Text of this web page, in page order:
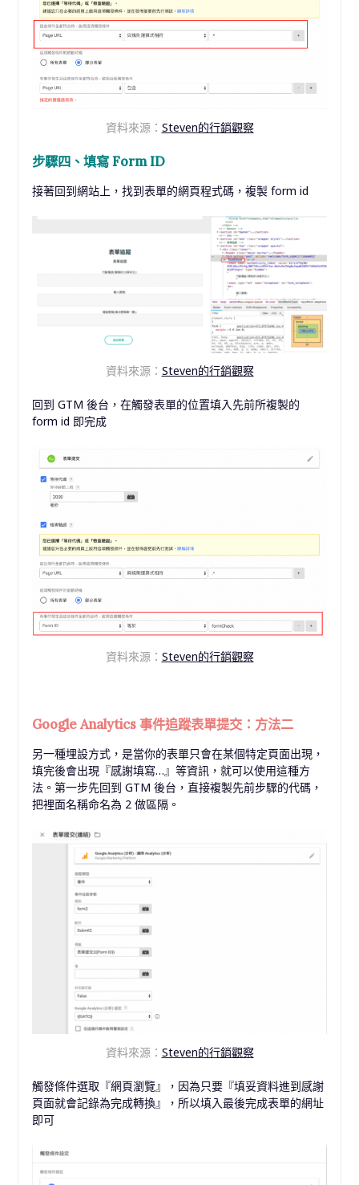
資料來源： Steven的行銷觀察
步驟四、填寫 Form ID
接著回到網站上，找到表單的網頁程式碼，複製 form id
資料來源： Steven的行銷觀察
回到 GTM 後台，在觸發表單的位置填入先前所複製的
form id 即完成
資料來源： Steven的行銷觀察
Google Analytics 事件追蹤表單提交：方法二
另一種埋設方式，是當你的表單只會在某個特定頁面出現，
填完後會出現『感謝填寫…』等資訊，就可以使用這種方
法。第一步先回到 GTM 後台，直接複製先前步驟的代碼，
把裡面名稱命名為 2 做區隔。
資料來源： Steven的行銷觀察
觸發條件選取『網頁瀏覽』，因為只要『填妥資料進到感謝
頁面就會記錄為完成轉換』，所以填入最後完成表單的網址
即可